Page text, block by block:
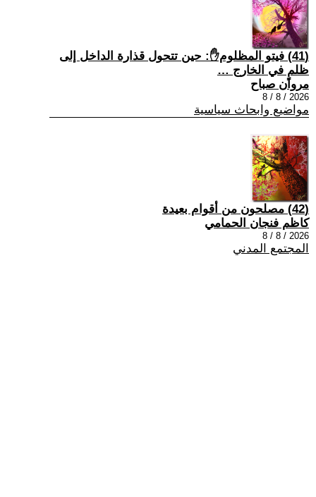
(41) فيتو المظلوم✋: حين تتحول قذارة الداخل إلى
ظلمٍ في الخارج …
مروان صباح
2026 / 8 / 8
مواضيع وابحاث سياسية
(42) مصلحون من أقوام بعيدة
كاظم فنجان الحمامي
2026 / 8 / 8
المجتمع المدني